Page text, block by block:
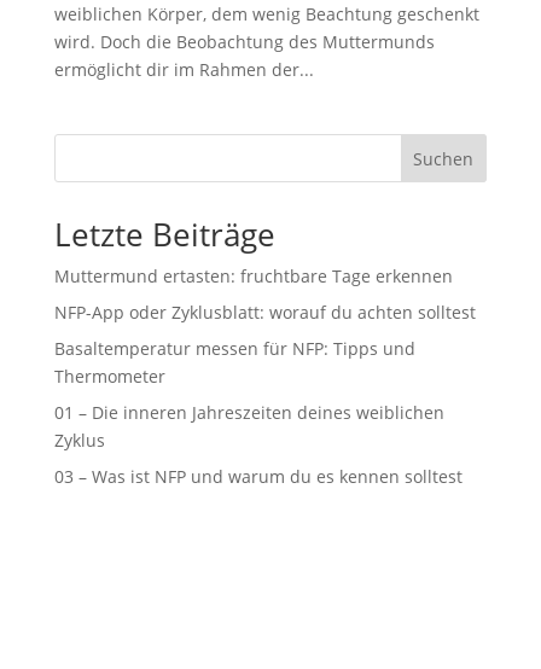
weiblichen Körper, dem wenig Beachtung geschenkt
wird. Doch die Beobachtung des Muttermunds
ermöglicht dir im Rahmen der...
Suchen
Letzte Beiträge
Muttermund ertasten: fruchtbare Tage erkennen
NFP-App oder Zyklusblatt: worauf du achten solltest
Basaltemperatur messen für NFP: Tipps und
Thermometer
01 – Die inneren Jahreszeiten deines weiblichen
Zyklus
03 – Was ist NFP und warum du es kennen solltest